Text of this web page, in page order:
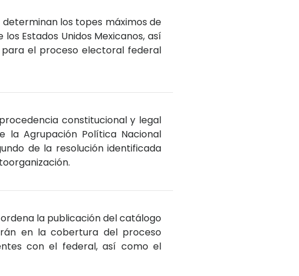
los topes máximos de
Estados Unidos Mexicanos, así
el proceso electoral federal
constitucional y legal
la Agrupación Política Nacional
de la resolución identificada
la publicación del catálogo
en la cobertura del proceso
con el federal, así como el